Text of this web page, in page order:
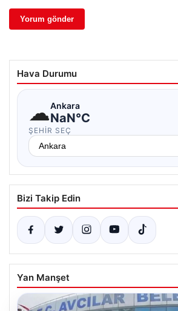
Hava Durumu
☁Ankara
NaN°C
ŞEHIR SEÇ
Bizi Takip Edin
Yan Manşet